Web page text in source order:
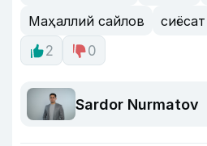
Маҳаллий сайлов
сиёсат
2
0
Sardor Nurmatov